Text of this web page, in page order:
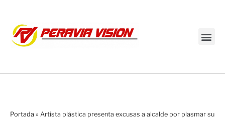
Portada » Artista plástica presenta excusas a alcalde por plasmar su